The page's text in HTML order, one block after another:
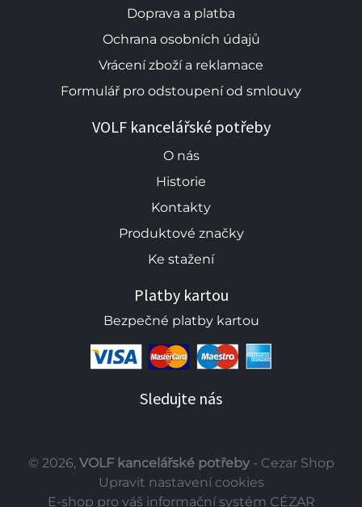
Doprava a platba
Ochrana osobních údajů
Vrácení zboží a reklamace
Formulář pro odstoupení od smlouvy
VOLF kancelářské potřeby
O nás
Historie
Kontakty
Produktové značky
Ke stažení
Platby kartou
Bezpečné platby kartou
Sledujte nás
© 2026, VOLF kancelářské potřeby- Cezar Shop
Upravit nastavení cookies
E-shop pro váš informační systém CÉZAR